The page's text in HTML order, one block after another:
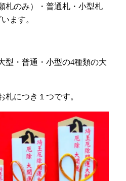
札のみ）・普通札・小型札
ます。
型・普通・小型の4種類の大
につき１つです。